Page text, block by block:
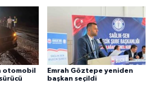
otomobil
Emrah Göztepe yeniden
başkan seçildi